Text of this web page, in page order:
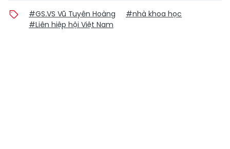
#GS.VS Vũ Tuyên Hoàng
#nhà khoa học
#Liên hiệp hội Việt Nam